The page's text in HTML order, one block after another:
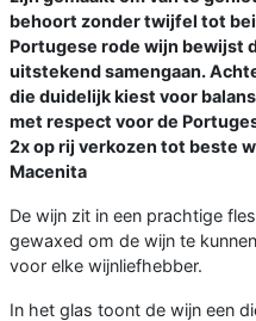
behoort zonder twijfel tot
Portugese rode wijn bewijst
uitstekend samengaan.
die duidelijk kiest voor
met respect voor de
2x op rij verkozen tot beste
Macenita
De wijn zit in een prachtige
gewaxed om de wijn te
voor elke wijnliefhebber.
In het glas toont de wijn een